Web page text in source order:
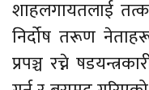
शाहलगायतलाई
निर्दोष तरूण
प्रपञ्च रच्ने